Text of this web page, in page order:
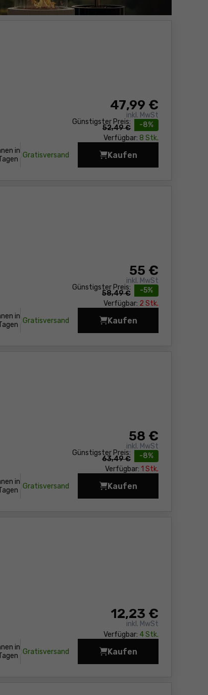
-8%
Günstigster Preis:
52,49 €
47,99 €
inkl. MwSt
Verfügbar: 8 Stk.
in Gratisversand Kaufen
Alu-Wasserwaage
-5%
Günstigster Preis:
58,49 €
55 €
inkl. MwSt
Verfügbar: 2 Stk.
in Gratisversand Kaufen
Alu-Wasserwaage
-8%
Günstigster Preis:
63,49 €
58 €
inkl. MwSt
Verfügbar: 1 Stk.
in Gratisversand Kaufen
Alu-Wasserwaage
12,23 €
inkl. MwSt
Verfügbar: 4 Stk.
in Gratisversand Kaufen
Maßband Sola